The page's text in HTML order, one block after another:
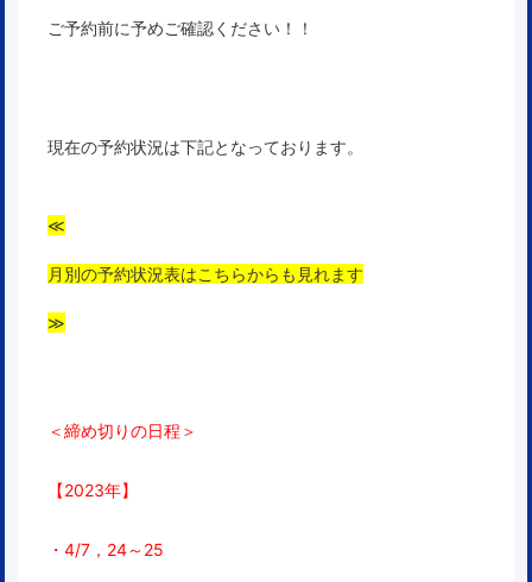
ご予約前に予めご確認ください！！
現在の予約状況は下記となっております。
≪
月別の予約状況表はこちらからも見れます
≫
＜締め切りの日程＞
【2023年】
・4/7，24～25